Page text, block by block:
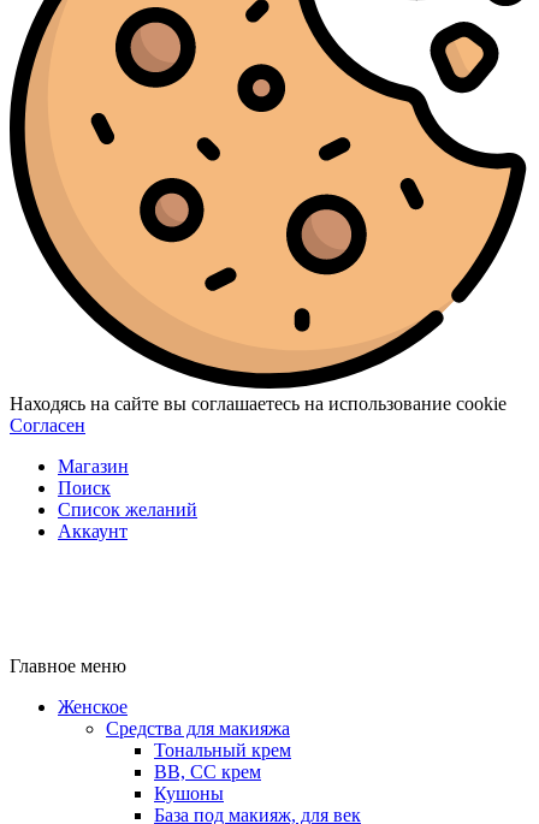
Находясь на сайте вы соглашаетесь на использование cookie
Согласен
Магазин
Поиск
Список желаний
Аккаунт
Главное меню
Женское
Средства для макияжа
Тональный крем
BB, CC крем
Кушоны
База под макияж, для век